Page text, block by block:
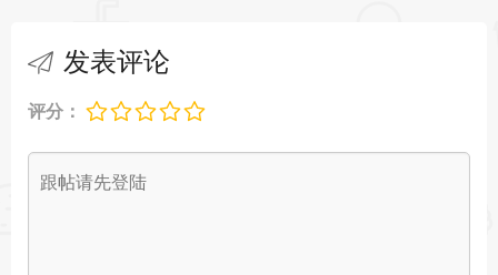
发表评论
评分：